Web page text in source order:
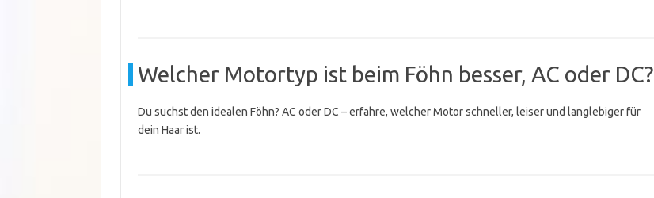
Welcher Motortyp ist beim Föhn besser, AC oder DC?
Du suchst den idealen Föhn? AC oder DC – erfahre, welcher Motor schneller, leiser und langlebiger für
dein Haar ist.